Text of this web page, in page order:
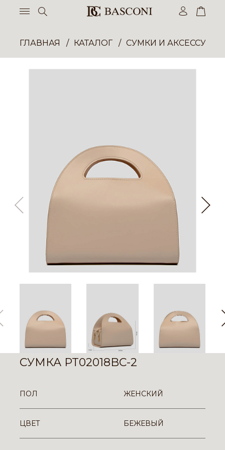
ГЛАВНАЯ КАТАЛОГ СУМКИ И
СУМКА PT02018BC-2
ПОЛ ЖЕНСКИЙ
ЦВЕТ БЕЖЕВЫЙ